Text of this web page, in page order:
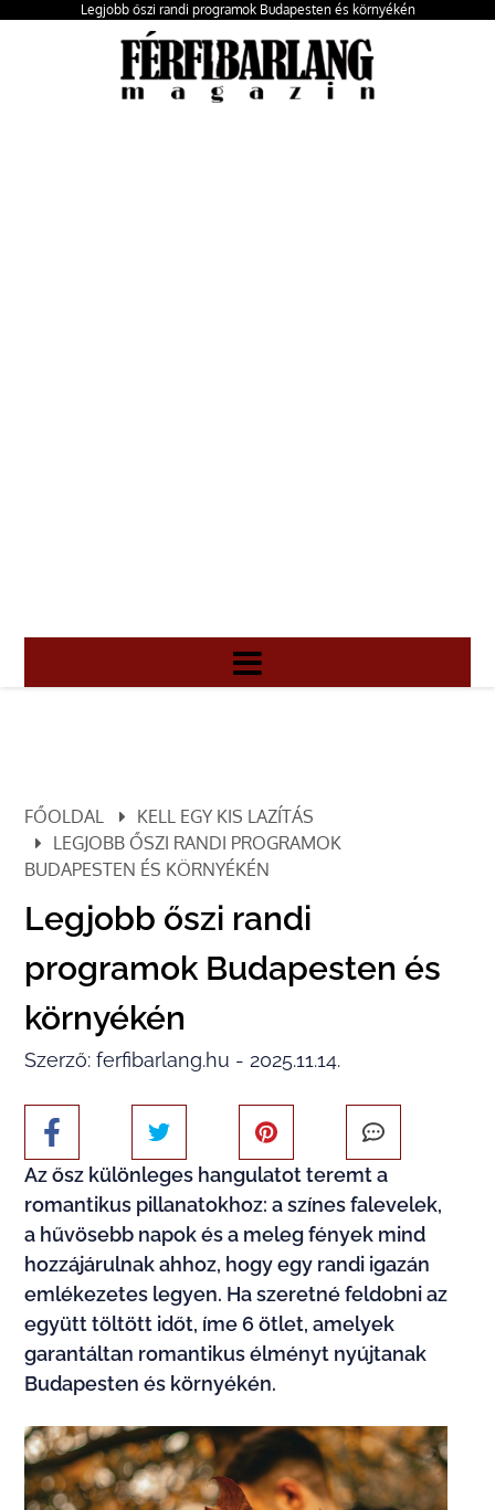
Legjobb őszi randi programok Budapesten és környékén
FŐOLDAL
KELL EGY KIS LAZÍTÁS
LEGJOBB ŐSZI RANDI PROGRAMOK
BUDAPESTEN ÉS KÖRNYÉKÉN
Legjobb őszi randi
programok Budapesten és
környékén
Szerző: ferfibarlang.hu - 2025.11.14.
Az ősz különleges hangulatot teremt a
romantikus pillanatokhoz: a színes falevelek,
a hűvösebb napok és a meleg fények mind
hozzájárulnak ahhoz, hogy egy randi igazán
emlékezetes legyen. Ha szeretné feldobni az
együtt töltött időt, íme 6 ötlet, amelyek
garantáltan romantikus élményt nyújtanak
Budapesten és környékén.